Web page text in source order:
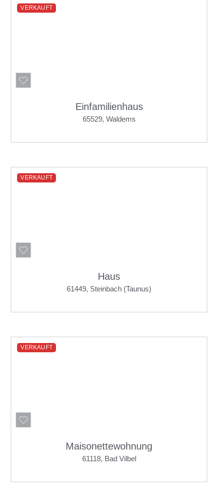
VERKAUFT
Einfamilienhaus
65529, Waldems
VERKAUFT
Haus
61449, Steinbach (Taunus)
VERKAUFT
Maisonettewohnung
61118, Bad Vilbel